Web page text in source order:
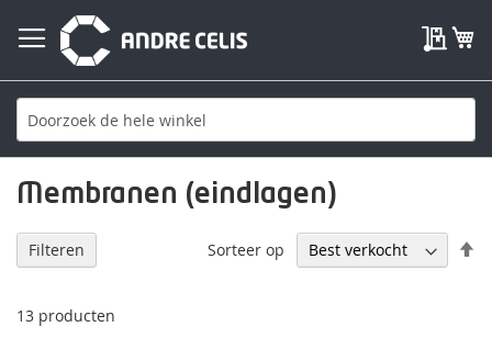
My
Membranen (eindlagen)
13 producten
Sorteer op
Filteren